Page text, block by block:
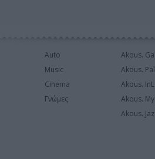
Auto
Music
Cinema
Γνώμες
Akous.
Akous.
Akous.
Akous.
Akous.